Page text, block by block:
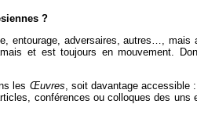
?
entourage, adversaires, autres…, mais
et est toujours en mouvement.
les Œuvres, soit davantage accessible
conférences ou colloques des uns